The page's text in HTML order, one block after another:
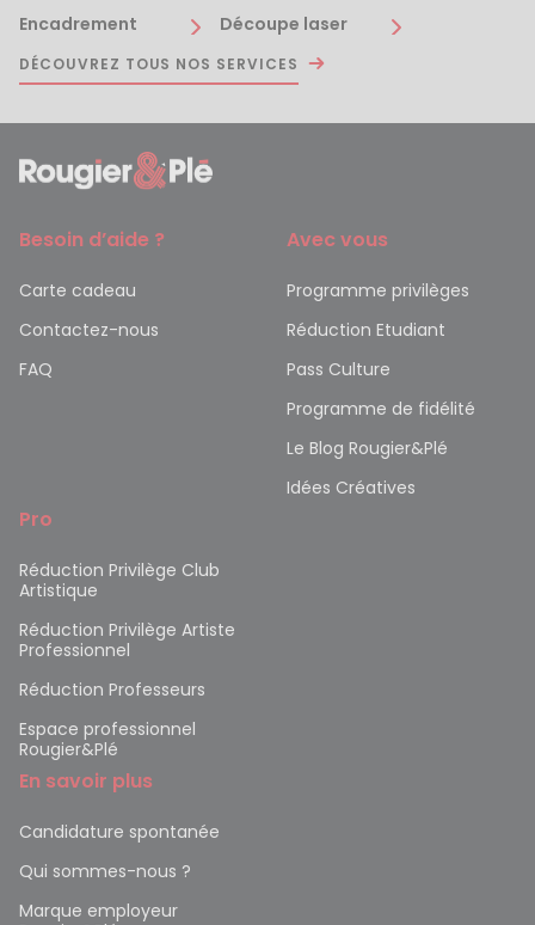
Encadrement Découpe laser
DÉCOUVREZ TOUS NOS SERVICES
Besoin d’aide ?
Carte cadeau
Contactez-nous
FAQ
Avec vous
Programme privilèges
Réduction Etudiant
Pass Culture
Programme de fidélité
Le Blog Rougier&Plé
Idées Créatives
Pro
Réduction Privilège Club
Artistique
Réduction Privilège Artiste
Professionnel
Réduction Professeurs
Espace professionnel
Rougier&Plé
En savoir plus
Candidature spontanée
Qui sommes-nous ?
Marque employeur